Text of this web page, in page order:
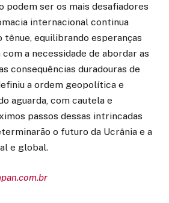
podem ser os mais desafiadores
internacional continua
tênue, equilibrando esperanças
a necessidade de abordar as
consequências duradouras de
a ordem geopolítica e
aguarda, com cautela e
passos dessas intrincadas
o futuro da Ucrânia e a
e global.